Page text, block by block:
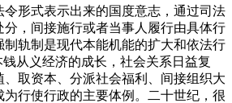
形式表示出来的国度意志，通过司法
，间接施行或者当事人履行由具体行
轨制是现代本能机能的扩大和依法行
从义经济的成长，社会关系日益复
取资本、分派社会福利、间接组织大
行使行政的主要体例。二十世纪，很